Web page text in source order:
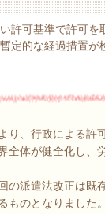
許可基準で許可を
定的な経過措置が
り、行政による許
全体が健全化し、
の派遣法改正は既
ものとなりました。